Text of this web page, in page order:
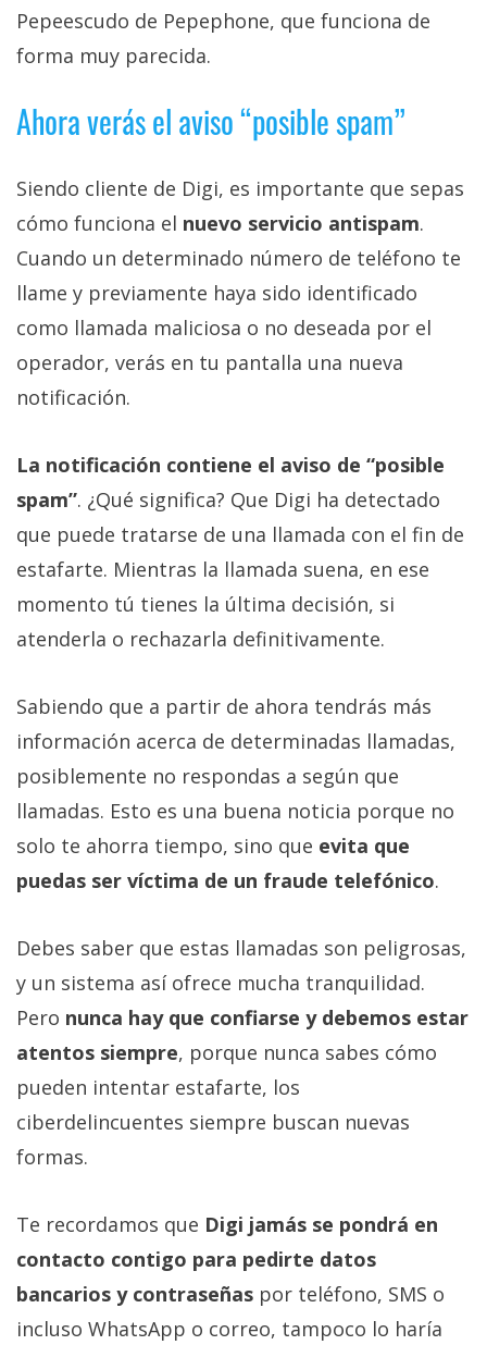
Pepeescudo de Pepephone, que funciona de
forma muy parecida.
Ahora verás el aviso “posible spam”
Siendo cliente de Digi, es importante que sepas
cómo funciona el nuevo servicio antispam.
Cuando un determinado número de teléfono te
llame y previamente haya sido identificado
como llamada maliciosa o no deseada por el
operador, verás en tu pantalla una nueva
notificación.
La notificación contiene el aviso de “posible
spam”. ¿Qué significa? Que Digi ha detectado
que puede tratarse de una llamada con el fin de
estafarte. Mientras la llamada suena, en ese
momento tú tienes la última decisión, si
atenderla o rechazarla definitivamente.
Sabiendo que a partir de ahora tendrás más
información acerca de determinadas llamadas,
posiblemente no respondas a según que
llamadas. Esto es una buena noticia porque no
solo te ahorra tiempo, sino que evita que
puedas ser víctima de un fraude telefónico.
Debes saber que estas llamadas son peligrosas,
y un sistema así ofrece mucha tranquilidad.
Pero nunca hay que confiarse y debemos estar
atentos siempre, porque nunca sabes cómo
pueden intentar estafarte, los
ciberdelincuentes siempre buscan nuevas
formas.
Te recordamos que Digi jamás se pondrá en
contacto contigo para pedirte datos
bancarios y contraseñas por teléfono, SMS o
incluso WhatsApp o correo, tampoco lo haría